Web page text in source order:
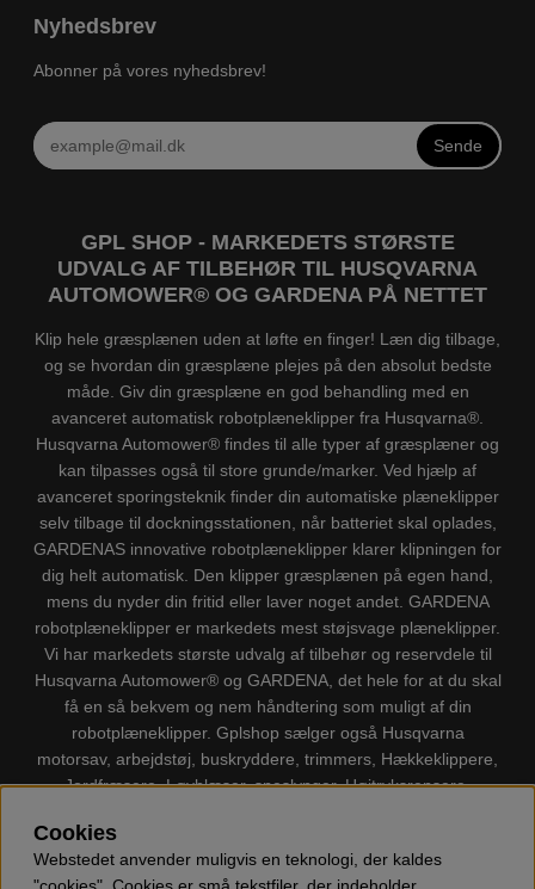
Nyhedsbrev
Abonner på vores nyhedsbrev!
Sende
GPL SHOP - MARKEDETS STØRSTE
UDVALG AF TILBEHØR TIL HUSQVARNA
AUTOMOWER® OG GARDENA PÅ NETTET
Klip hele græsplænen uden at løfte en finger! Læn dig tilbage,
og se hvordan din græsplæne plejes på den absolut bedste
måde. Giv din græsplæne en god behandling med en
avanceret automatisk robotplæneklipper fra Husqvarna®.
Husqvarna Automower® findes til alle typer af græsplæner og
kan tilpasses også til store grunde/marker. Ved hjælp af
avanceret sporingsteknik finder din automatiske plæneklipper
selv tilbage til dockningsstationen, når batteriet skal oplades,
GARDENAS innovative robotplæneklipper klarer klipningen for
dig helt automatisk. Den klipper græsplænen på egen hand,
mens du nyder din fritid eller laver noget andet. GARDENA
robotplæneklipper er markedets mest støjsvage plæneklipper.
Vi har markedets største udvalg af tilbehør og reservdele til
Husqvarna Automower® og GARDENA, det hele for at du skal
få en så bekvem og nem håndtering som muligt af din
robotplæneklipper. Gplshop sælger også Husqvarna
motorsav, arbejdstøj, buskryddere, trimmers, Hækkeklippere,
Jordfræsere, Løvblæser, sneslynger, Højtryksrensere,
Cookies
Webstedet anvender muligvis en teknologi, der kaldes